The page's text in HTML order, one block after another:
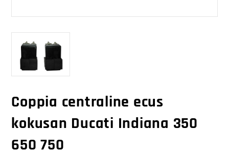
Coppia centraline ecus
kokusan Ducati Indiana 350
650 750